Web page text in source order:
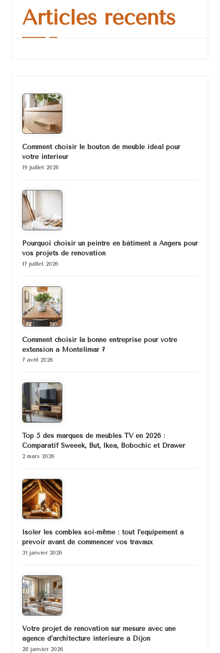
Articles récents
Comment choisir le bouton de meuble idéal pour
votre intérieur
19 juillet 2026
Pourquoi choisir un peintre en bâtiment à Angers pour
vos projets de rénovation
17 juillet 2026
Comment choisir la bonne entreprise pour votre
extension à Montélimar ?
7 avril 2026
Top 5 des marques de meubles TV en 2026 :
Comparatif Sweeek, But, Ikea, Bobochic et Drawer
2 mars 2026
Isoler les combles soi-même : tout l’équipement à
prévoir avant de commencer vos travaux
31 janvier 2026
Votre projet de rénovation sur mesure avec une
agence d’architecture intérieure à Dijon
28 janvier 2026